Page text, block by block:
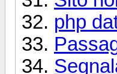
php